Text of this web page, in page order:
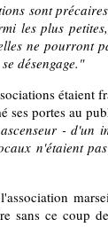
sont précaires
les plus
ne pourront
désengage."
étaient
ses portes au
- d'un
n'étaient
sans ce coup